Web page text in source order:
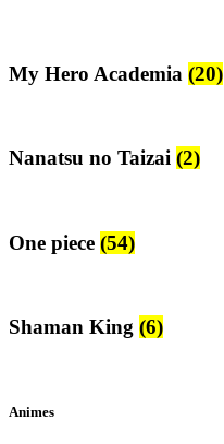
My Hero Academia (20)
Nanatsu no Taizai (2)
One piece (54)
Shaman King (6)
Animes